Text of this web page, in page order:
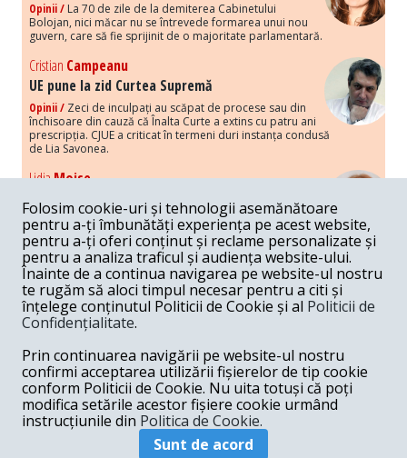
Opinii / La 70 de zile de la demiterea Cabinetului
Bolojan, nici măcar nu se întrevede formarea unui nou
guvern, care să fie sprijinit de o majoritate parlamentară.
Cristian Campeanu
UE pune la zid Curtea Supremă
Opinii / Zeci de inculpați au scăpat de procese sau din
închisoare din cauză că Înalta Curte a extins cu patru ani
prescripția. CJUE a criticat în termeni duri instanța condusă
de Lia Savonea.
LidiaMoise
Costurile economice ale haosului politic
Opinii / Economia nu poate rezista cu retorica falsă a
susținerii intereselor poporului, care, de fapt, ascunde
obsesia menținerii privilegiilor și a averilor unor caste.
Melania Cincea
Noi puseuri de xenofobie din partea românilor
„neaoși”
Periodic, în spațiul public sunt voci care lansează
mesaje xenofobe la adresa câte unui politician care deranjează un
anumit grup politico-mediatic, într-un anumit moment.
ArmandGosu
Unirea cu Moldova: modele istorice
Unirea cu Moldova depinde de intensitatea
amenințării haosului și anarhiei de dincolo de Nistru.
Folosim cookie-uri și tehnologii asemănătoare
pentru a-ți îmbunătăți experiența pe acest website,
pentru a-ți oferi conținut și reclame personalizate și
pentru a analiza traficul și audiența website-ului.
Înainte de a continua navigarea pe website-ul nostru
te rugăm să aloci timpul necesar pentru a citi și
înțelege conținutul Politicii de Cookie și al Politicii de
Confidențialitate.
Prin continuarea navigării pe website-ul nostru
confirmi acceptarea utilizării fișierelor de tip cookie
conform Politicii de Cookie. Nu uita totuși că poți
modifica setările acestor fișiere cookie urmând
instrucțiunile din Politica de Cookie.
Sunt de acord